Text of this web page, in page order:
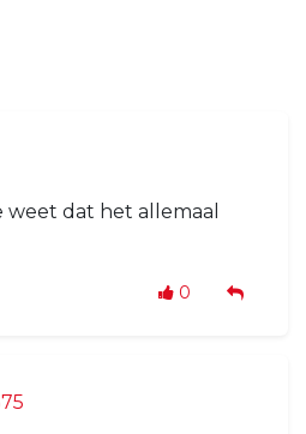
weet dat het allemaal
0